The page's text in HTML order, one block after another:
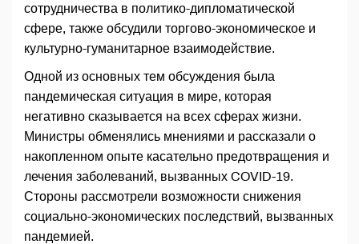
сотрудничества в политико-дипломатической
сфере, также обсудили торгово-экономическое и
культурно-гуманитарное взаимодействие.
Одной из основных тем обсуждения была
пандемическая ситуация в мире, которая
негативно сказывается на всех сферах жизни.
Министры обменялись мнениями и рассказали о
накопленном опыте касательно предотвращения и
лечения заболеваний, вызванных COVID-19.
Стороны рассмотрели возможности снижения
социально-экономических последствий, вызванных
пандемией.